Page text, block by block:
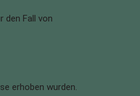
den Fall von
erhoben wurden.